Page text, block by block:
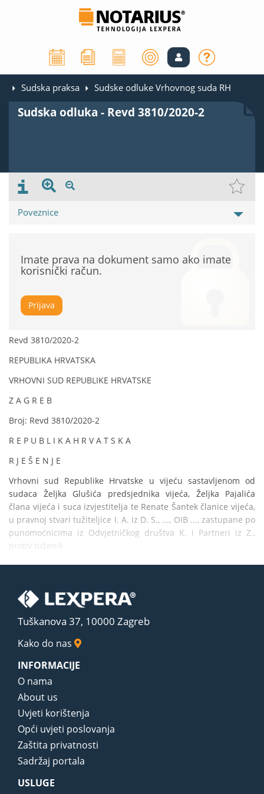
Sudska praksa Sudske odluke Vrhovnog suda RH
Sudska odluka - Revd 3810/2020-2
Poveznice
Imate prava na dokument samo ako imate
korisnički račun.
Prijava
Revd 3810/2020-2
REPUBLIKA HRVATSKA
VRHOVNI SUD REPUBLIKE HRVATSKE
Z A G R E B
Broj: Revd 3810/2020-2
R E P U B L I K A H R V A T S K A
R J E Š E N J E
Vrhovni sud Republike Hrvatske u vijeću sastavljenom od
sudaca Željka Glušića predsjednika vijeća, Željka Pajalića
člana vijeća i suca izvjestitelja te Renate Šantek članice vijeća,
u pravnoj stvari tužiteljice I. A. iz D. S., ..., OIB ..., zastupane po
punomoćnicima iz Odvjetničkog društva K. i Partneri iz Z.,
protiv tuženik
Tuškanova 37, 10000 Zagreb
Kako do nas
INFORMACIJE
O nama
About us
Uvjeti korištenja
Opći uvjeti poslovanja
Zaštita privatnosti
Sadržaj portala
USLUGE